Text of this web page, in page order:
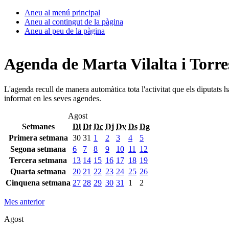
Aneu al menú principal
Aneu al contingut de la pàgina
Aneu al peu de la pàgina
Agenda de Marta Vilalta i
L'agenda recull de manera automàtica tota l'activitat que els diputats
informat en les seves agendes.
Agost
Setmanes
Dl Dt Dc Dj Dv Ds Dg
Primera setmana 30 31 1 2 3 4
5
Segona setmana
6 7 8 9 10 11
12
Tercera setmana
13 14 15 16 17 18 19
Quarta setmana
20 21 22 23 24 25 26
Cinquena setmana 27 28 29 30 31 1 2
Mes anterior
Agost